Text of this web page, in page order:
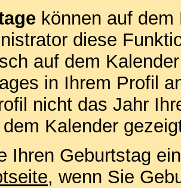
können auf
diese
auf dem
in Ihrem Profil
nicht das Jahr
Kalender
Ihren Geburtstag
, wenn Sie